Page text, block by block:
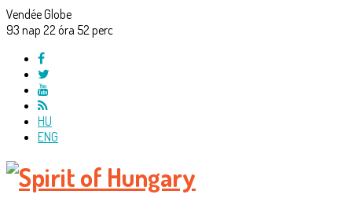
Vendée Globe
93 nap 22óra 52perc
HU
ENG